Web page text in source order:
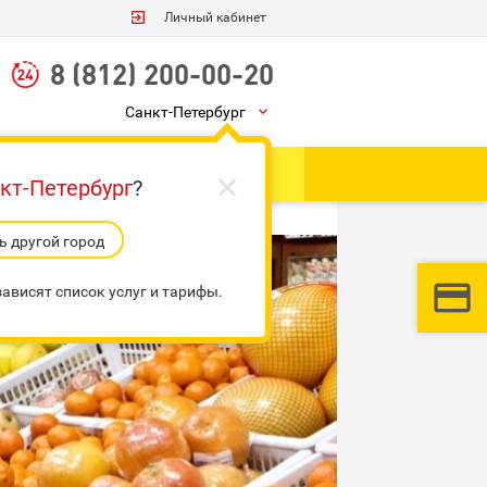
8 (812) 200-00-20
 Личный кабинет
Санкт-Петербург 
Оформить заказ
контакты

Петербург?
другой город
список услуг и тарифы.